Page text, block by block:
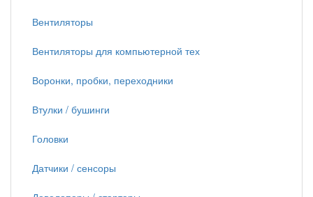
Вентиляторы
Вентиляторы для компьютерной тех
Воронки, пробки, переходники
Втулки / бушинги
Головки
Датчики / сенсоры